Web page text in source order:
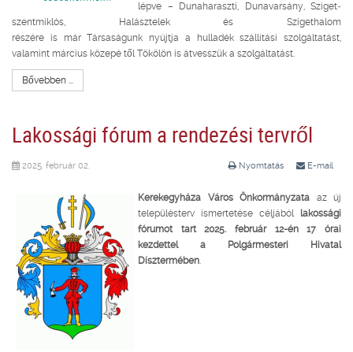
lépve – Dunaharaszti, Dunavarsány, Sziget­
szentmiklós, Halásztelek és Szigethalom
részére is már Társaságunk nyújtja a hulladék­ szállítási szolgáltatást,
valamint március közepé­ től Tökölön is átvesszük a szolgáltatást.
Bővebben ...
Lakossági fórum a rendezési tervről
Nyomtatás E-mail
2025. február 02.
Kerekegyháza Város Önkormányzata az új
településterv ismertetése céljábóllakossági
fórumot tart 2025. február 12-én 17 órai
kezdettel a Polgármesteri Hivatal
Dísztermében.